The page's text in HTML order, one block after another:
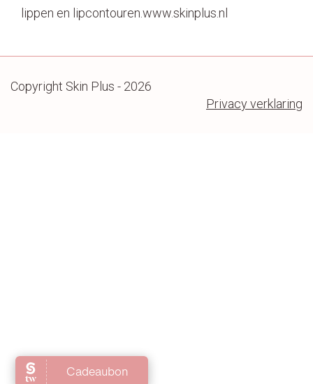
lippen en lipcontouren.www.skinplus.nl
Copyright Skin Plus - 2026
Privacy verklaring